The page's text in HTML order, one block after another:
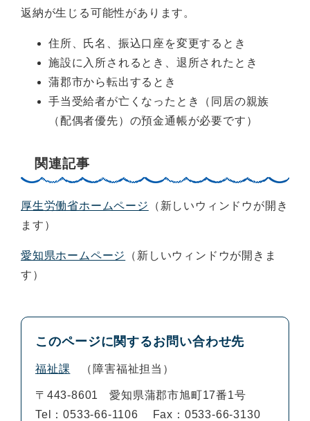
返納が生じる可能性があります。
住所、氏名、振込口座を変更するとき
施設に入所されるとき、退所されたとき
蒲郡市から転出するとき
手当受給者が亡くなったとき（同居の親族
（配偶者優先）の預金通帳が必要です）
関連記事
厚生労働省ホームページ
（新しいウィンドウが開き
ます）
愛知県ホームページ
（新しいウィンドウが開きま
す）
このページに関するお問い合わせ先
福祉課 障害福祉担当
〒443-8601
愛知県蒲郡市旭町17番1号
Tel：0533-66-1106
Fax：0533-66-3130